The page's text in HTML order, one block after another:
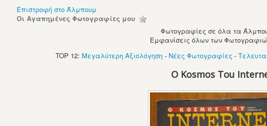
Επιστροφή στο Άλμπουμ
Οι Αγαπημένες Φωτογραφίες μου
Φωτογραφίες σε όλα τα
Εμφανίσεις όλων των
TOP 12: Μεγαλύτερη Αξιολόγηση- Νέες Φωτογραφίες -
O Kosmos Tou